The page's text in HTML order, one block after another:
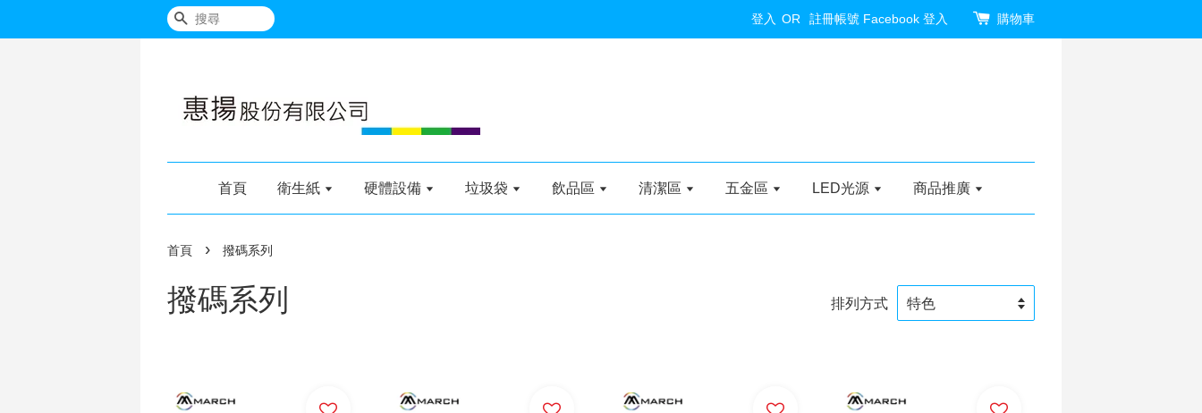
搜尋 登入 OR 註冊帳號 Facebook 登入 購物車
首頁 衛生紙 硬體設備 垃圾袋 飲品區 清潔區 五金區 LED光源 商品推廣
首頁 › 撥碼系列
撥碼系列 排列方式